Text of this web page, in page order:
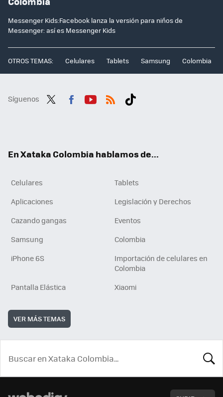
Messenger Kids:Facebook lanza la versión para niños de
Messenger: así es Messenger Kids
OTROS TEMAS: Celulares Tablets Samsung Colombia
Síguenos
En Xataka Colombia hablamos de...
Celulares
Tablets
Aplicaciones
Legislación y Derechos
Cazando gangas
Eventos
Samsung
Colombia
iPhone 6S
Importación de celulares en
Colombia
Pantalla Elástica
Xiaomi
VER MÁS TEMAS